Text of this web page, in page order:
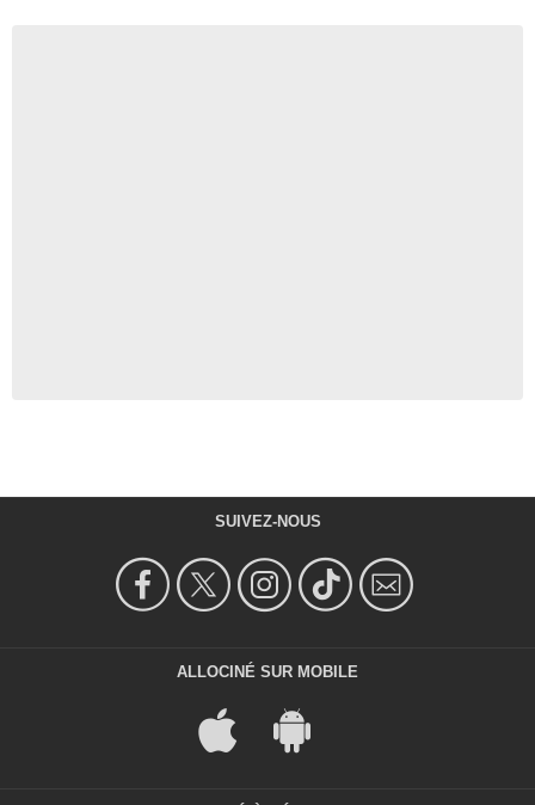
SUIVEZ-NOUS
ALLOCINÉ SUR MOBILE